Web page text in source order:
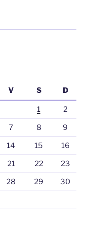
V S D
1 2
7 8 9
14 15 16
21 22 23
28 29 30